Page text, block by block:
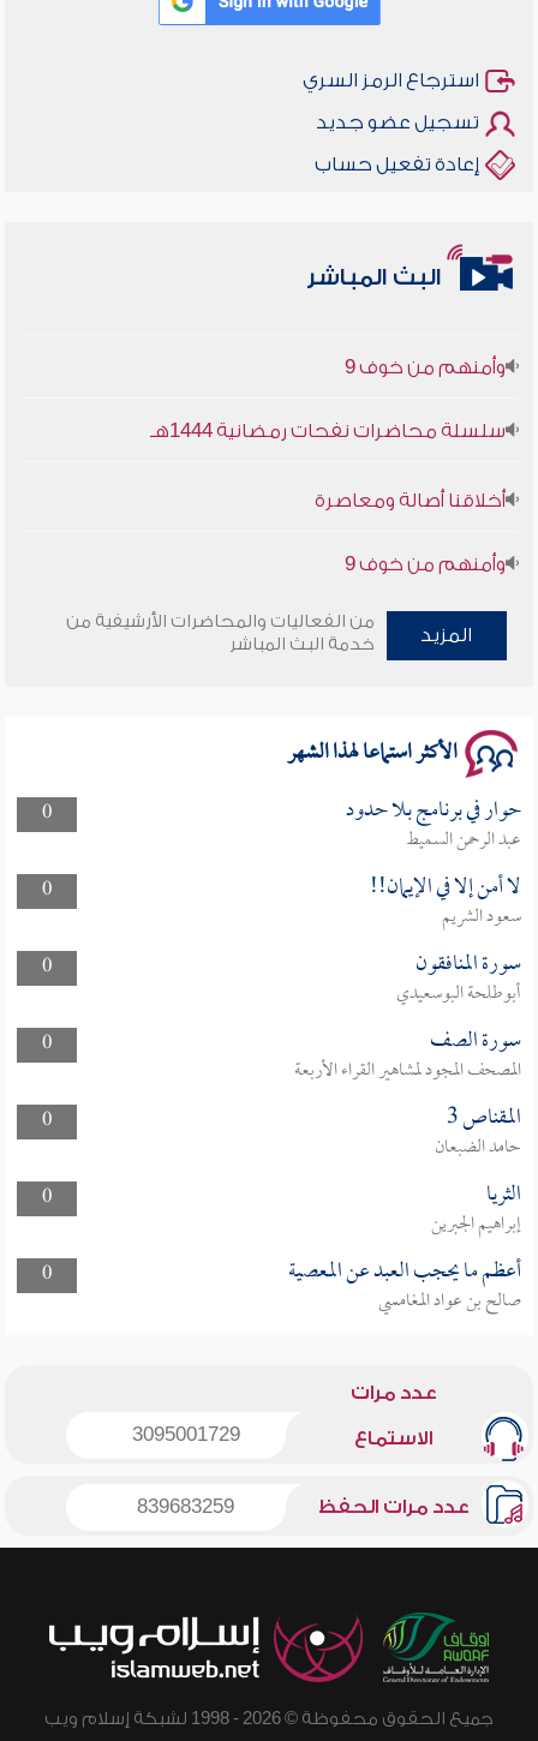
استرجاع الرمز السري
تسجيل عضو جديد
إعادة تفعيل حساب
البث المباشر
أخلاقنا أصالة ومعاصرة
سلسلة محاضرات نفحات رمضانية 1444هـ
سلسلة محاضرات نفحات رمضانية 1444هـ
المزيد
من الفعاليات والمحاضرات الأرشيفية من
خدمة البث المباشر
الأكثر استماعا لهذا الشهر
0 حوار في برنامج بلا حدود
عبد الرحمن السميط
0
لا أمن إلا في الإيمان!!
سعود الشريم
0
سورة المنافقون
أبوطلحة البوسعيدي
0
سورة الصف
المصحف المجود لمشاهير القراء الأربعة
0
المقناص 3
حامد الضبعان
0
الثريا
إبراهيم الجبرين
0
أعظم ما يحجب العبد عن المعصية
صالح بن عواد المغامسي
عدد مرات
الاستماع 3095001729
عدد مرات الحفظ 839683259
جميع الحقوق محفوظة © 2026 - 1998 لشبكة إسلام ويب